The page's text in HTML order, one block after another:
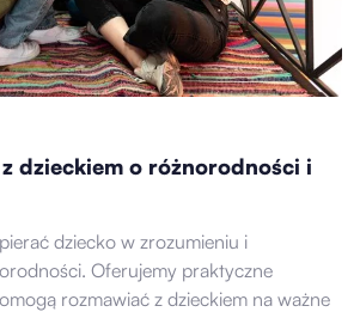
dzieckiem o różnorodności i
dziecko w zrozumieniu i
Oferujemy praktyczne
rozmawiać z dzieckiem na ważne